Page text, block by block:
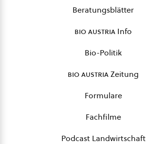
Beratungsblätter
bio austria Info
Bio-Politik
bio austriaZeitung
Formulare
Fachfilme
Podcast Landwirtschaft